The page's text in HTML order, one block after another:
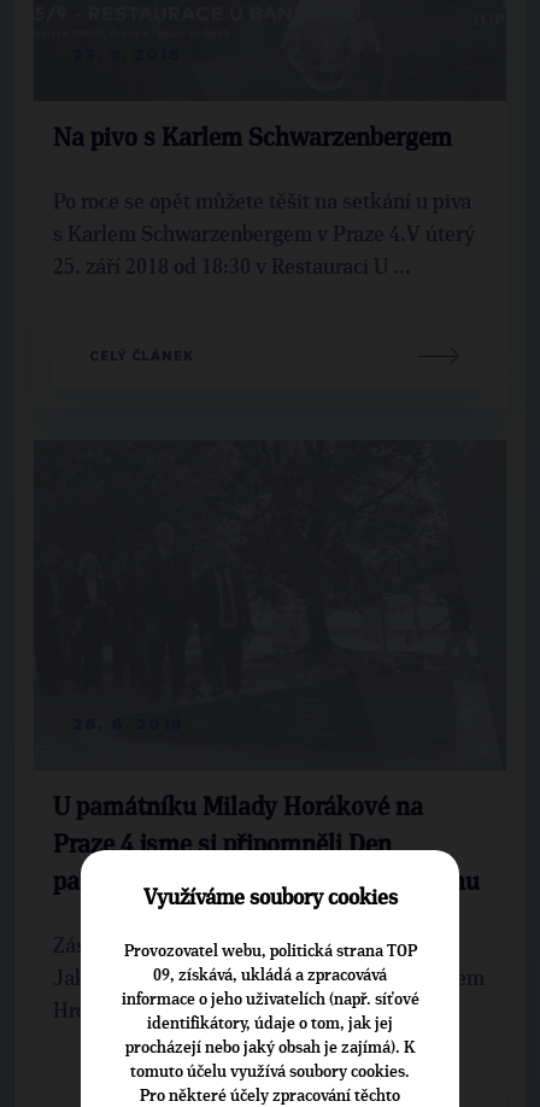
Na pivo s Karlem Schwarzenbergem
Po roce se opět můžete těšit na setkání u piva
s Karlem Schwarzenbergem v Praze 4.V úterý
25. září 2018 od 18:30 v Restauraci U ...
CELÝ ČLÁNEK
U památníku Milady Horákové na
Praze 4 jsme si připomněli Den
památky obětí komunistického režimu
Zástupci pražské TOP 09 v čele s předsedou
Jakubem Lepšem a místopředsedou Michalem
Hrozou uctili na náměstí Hrdinů památku ...
CELÝ ČLÁNEK
Využíváme soubory cookies
Provozovatel webu, politická strana TOP
09, získává, ukládá a zpracovává
informace o jeho uživatelích (např. síťové
identifikátory, údaje o tom, jak jej
procházejí nebo jaký obsah je zajímá). K
tomuto účelu využívá soubory cookies.
Pro některé účely zpracování těchto